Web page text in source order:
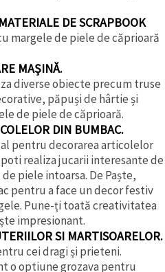
DE SCRAPBOOK
margele de piele de căprioară
MAȘINĂ.
diverse obiecte precum truse
păpuși de hârtie și
de piele de căprioară.
DIN BUMBAC.
pentru decorarea articolelor
realiza jucarii interesante de
piele intoarsa. De Paște,
pentru a face un decor festiv
Pune-ți toată creativitatea
impresionant.
SI MARTISOARELOR.
cei dragi și prieteni.
o optiune grozava pentru